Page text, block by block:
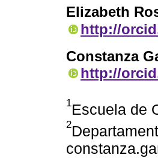
Elizabeth
http://
Constanza
http://
1Escuela de
2